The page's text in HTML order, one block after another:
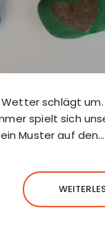
schlägt
spielt sich
Muster auf den…